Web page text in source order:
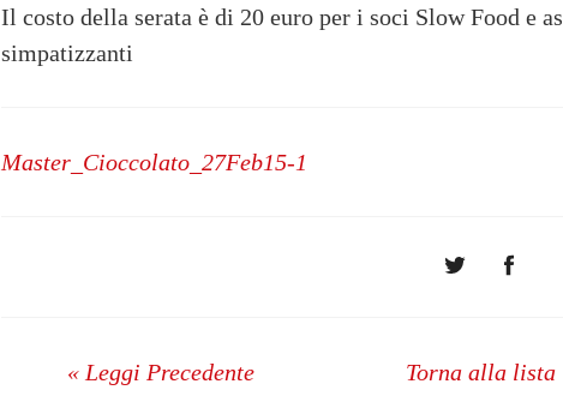
Il costo della serata è di 20 euro per i soci Slow Food e
simpatizzanti
Master_Cioccolato_27Feb15-1
« Leggi Precedente Torna alla lista